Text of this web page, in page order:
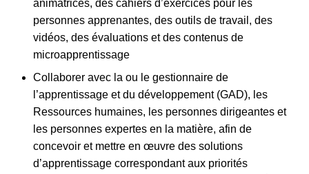
animatrices, des cahiers d’exercices pour les
personnes apprenantes, des outils de travail, des
vidéos, des évaluations et des contenus de
microapprentissage
Collaborer avec la ou le gestionnaire de
l’apprentissage et du développement (GAD), les
Ressources humaines, les personnes dirigeantes et
les personnes expertes en la matière, afin de
concevoir et mettre en œuvre des solutions
d’apprentissage correspondant aux priorités